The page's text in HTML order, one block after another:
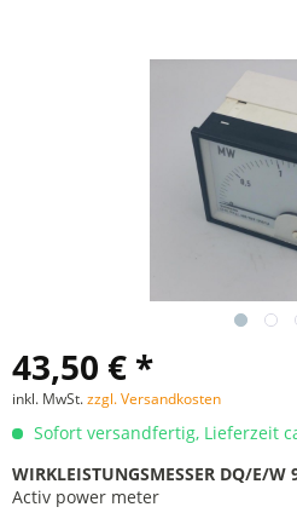
43,50 € *
inkl. MwSt.zzgl. Versandkosten
Sofort versandfertig, Lieferzeit
WIRKLEISTUNGSMESSER DQ/E/W
Activ power meter